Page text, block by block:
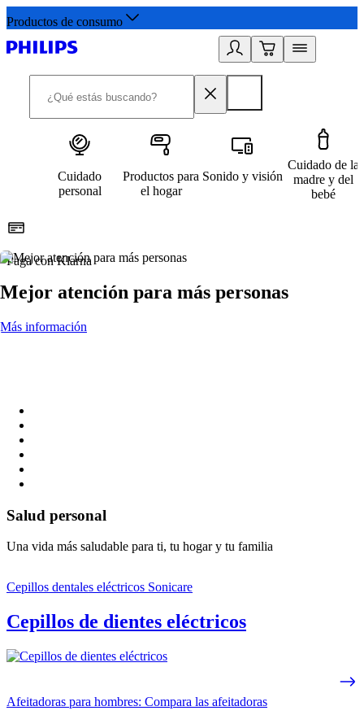
Productos de consumo
Cuidado
personal
Productos para
el hogar
Sonido y visión
Cuidado de la
madre y del
bebé
Paga con Klarna
Mejor atención para más personas
Más información
Salud personal
Una vida más saludable para ti, tu hogar y tu familia
Cepillos dentales eléctricos Sonicare
Cepillos de dientes eléctricos
Afeitadoras para hombres: Compara las afeitadoras